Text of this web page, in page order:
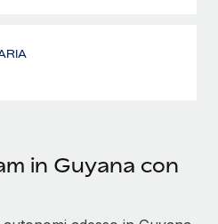
in Guyana con